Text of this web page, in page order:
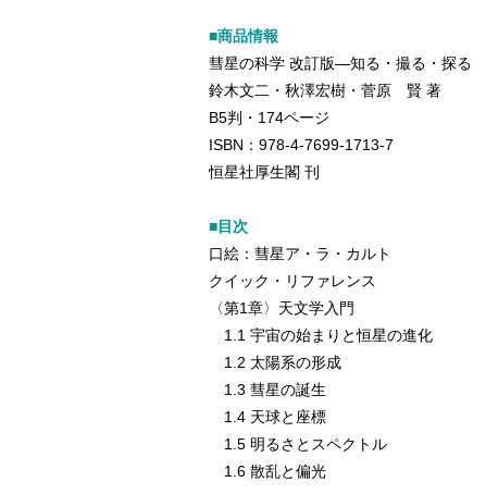
■商品情報
彗星の科学 改訂版―知る・撮る・探る
鈴木文二・秋澤宏樹・菅原 賢 著
B5判・174ページ
ISBN：978-4-7699-1713-7
恒星社厚生閣 刊
■目次
口絵：彗星ア・ラ・カルト
クイック・リファレンス
〈第1章〉天文学入門
1.1 宇宙の始まりと恒星の進化
1.2 太陽系の形成
1.3 彗星の誕生
1.4 天球と座標
1.5 明るさとスペクトル
1.6 散乱と偏光